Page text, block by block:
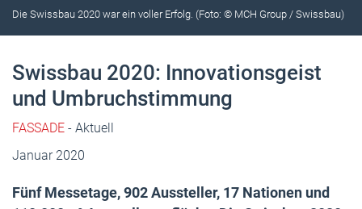
Die Swissbau 2020 war ein voller Erfolg. (Foto: © MCH Group / Swissbau)
Swissbau 2020: Innovationsgeist
und Umbruchstimmung
FASSADE - Aktuell
Januar 2020
Fünf Messetage, 902 Aussteller, 17 Nationen und